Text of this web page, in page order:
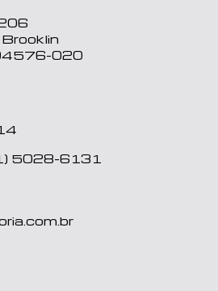
020
5028-6131